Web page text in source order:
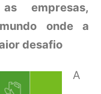
empresas,
onde a
desafio
A